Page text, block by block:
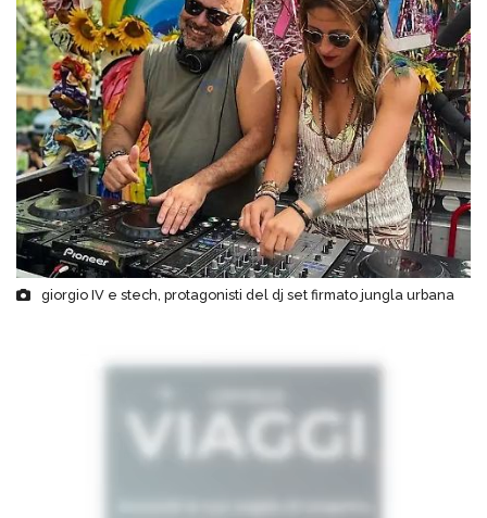
giorgio IV e stech, protagonisti del dj set firmato jungla urbana